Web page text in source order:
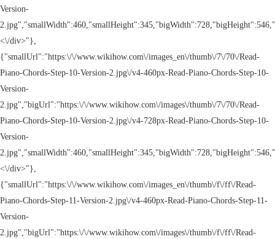
Version-
<\/div>"},
{"smallUrl":"https:\/\/www.wikihow.com\/images_en\/thumb\/7\/70\/Read-
Piano-Chords-Step-10-Version-2.jpg\/v4-460px-Read-Piano-Chords-Step-10-
Version-
2.jpg","bigUrl":"https:\/\/www.wikihow.com\/images\/thumb\/7\/70\/Read-
Piano-Chords-Step-10-Version-2.jpg\/v4-728px-Read-Piano-Chords-Step-10-
Version-
<\/div>"},
{"smallUrl":"https:\/\/www.wikihow.com\/images_en\/thumb\/f\/ff\/Read-
Piano-Chords-Step-11-Version-2.jpg\/v4-460px-Read-Piano-Chords-Step-11-
Version-
2.jpg","bigUrl":"https:\/\/www.wikihow.com\/images\/thumb\/f\/ff\/Read-